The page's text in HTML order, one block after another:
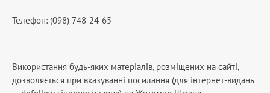
Телефон: (098) 748-24-65
Використання будь-яких матеріалів, розміщених на сайті,
дозволяється при вказуванні посилання (для інтернет-видань